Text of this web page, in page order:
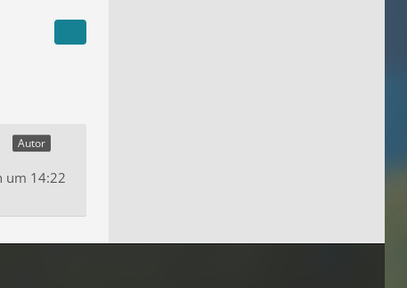
Autor
um 14:22